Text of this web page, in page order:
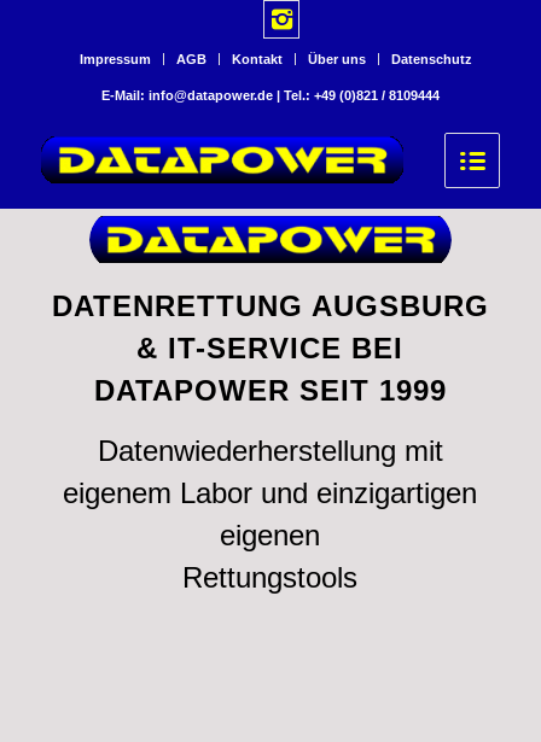
Impressum AGB Kontakt Über uns Datenschutz
E-Mail: info@datapower.de | Tel.: +49 (0)821 / 8109444
DATENRETTUNG AUGSBURG
& IT-SERVICE BEI
DATAPOWER SEIT 1999
Datenwiederherstellung mit
eigenem Labor und einzigartigen
eigenen
Rettungstools